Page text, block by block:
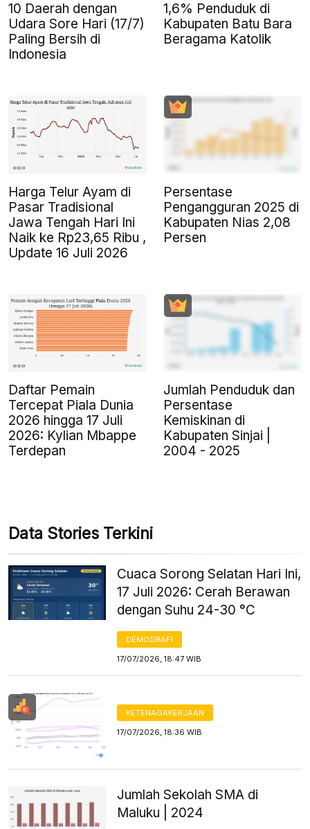
10 Daerah dengan
Udara Sore Hari (17/7)
Paling Bersih di
Indonesia
1,6% Penduduk di
Kabupaten Batu Bara
Beragama Katolik
Harga Telur Ayam di
Pasar Tradisional
Jawa Tengah Hari Ini
Naik ke Rp23,65 Ribu ,
Update 16 Juli 2026
Persentase
Pengangguran 2025 di
Kabupaten Nias 2,08
Persen
Daftar Pemain
Tercepat Piala Dunia
2026 hingga 17 Juli
2026: Kylian Mbappe
Terdepan
Jumlah Penduduk dan
Persentase
Kemiskinan di
Kabupaten Sinjai |
2004 - 2025
Data Stories Terkini
Cuaca Sorong Selatan Hari Ini,
17 Juli 2026: Cerah Berawan
dengan Suhu 24-30 °C
DEMOGRAFI
17/07/2026, 18:47 WIB
KETENAGAKERJAAN
17/07/2026, 18:36 WIB
Jumlah Sekolah SMA di
Maluku | 2024